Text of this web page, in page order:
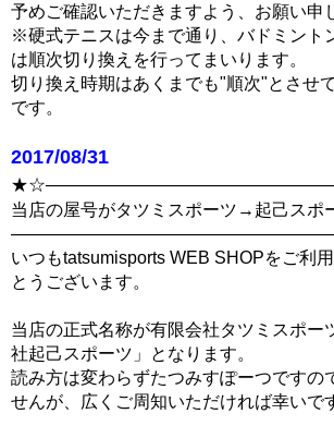
予めご確認いただきますよう、お願い申
※硬式テニスは今まで通り、バドミント
は順次切り換えを行ってまいります。
切り換え時期はあくまでも"順次"とさせ
です。
2017/08/31
当店の屋号がタツミスポーツ→起己スポ
いつもtatsumisports WEB SHOPをご利
とうございます。
当店の正式名称が有限会社タツミスポー
社起己スポーツ」となります。
読み方は変わらずたつみすぽーつですの
せんが、広くご周知いただければ幸いで